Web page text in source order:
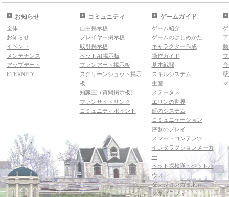
お知らせ
全体
お知らせ
イベント
メンテナンス
アップデート
ETERNITY
コミュニティ
自由掲示板
プレイヤー掲示板
取引掲示板
ペットAI掲示板
ファンアート掲示板
スクリーンショット掲示
板
知識王（質問掲示板）
ファンサイトリンク
コミュニティポイント
ゲームガイド
ゲーム紹介
ゲームのはじめかた
キャラクター作成
操作ガイド
基本戦闘
スキルシステム
生産
ステータス
エリンの世界
町のシステム
コミュニケーション
序盤のプレイ
スマートコンテンツ
インタラクションメーカ
ー
ペット探検隊・ペットハ
ウス
ダンジョンガイド
マギグラフィ